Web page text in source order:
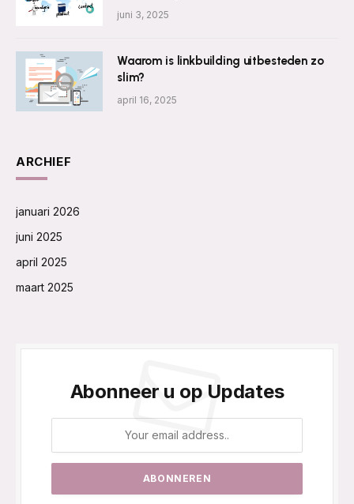
juni 3, 2025
Waarom is linkbuilding uitbesteden zo
slim?
april 16, 2025
ARCHIEF
januari 2026
juni 2025
april 2025
maart 2025
Abonneer u op Updates